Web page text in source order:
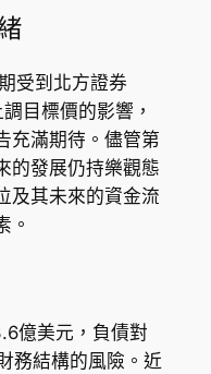
受到北方證券
目標價的影響，
充滿期待。儘管第
的發展仍持樂觀態
及其未來的資金流
。
億美元，負債對
務結構的風險。近